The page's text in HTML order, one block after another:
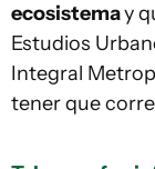
ecosistemay
Estudios
Integral
tener que